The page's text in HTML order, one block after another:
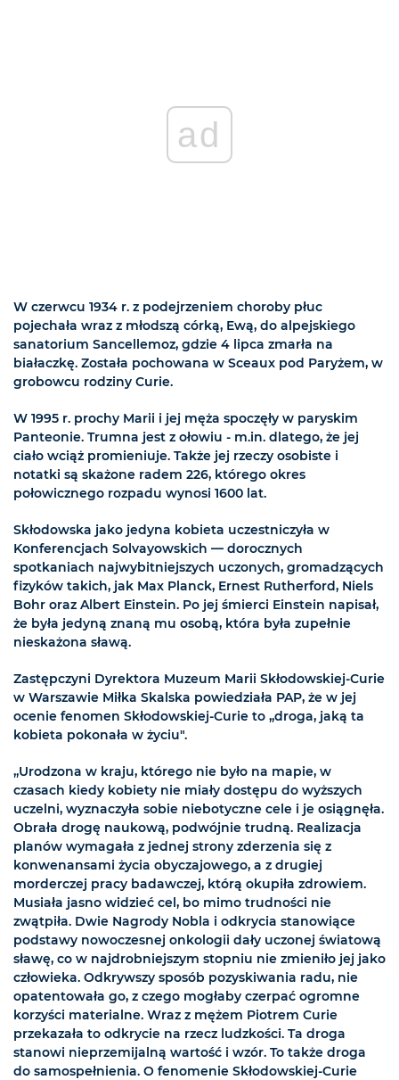
ad
W czerwcu 1934 r. z podejrzeniem choroby płuc
pojechała wraz z młodszą córką, Ewą, do alpejskiego
sanatorium Sancellemoz, gdzie 4 lipca zmarła na
białaczkę. Została pochowana w Sceaux pod Paryżem, w
grobowcu rodziny Curie.
W 1995 r. prochy Marii i jej męża spoczęły w paryskim
Panteonie. Trumna jest z ołowiu - m.in. dlatego, że jej
ciało wciąż promieniuje. Także jej rzeczy osobiste i
notatki są skażone radem 226, którego okres
połowicznego rozpadu wynosi 1600 lat.
Skłodowska jako jedyna kobieta uczestniczyła w
Konferencjach Solvayowskich — dorocznych
spotkaniach najwybitniejszych uczonych, gromadzących
fizyków takich, jak Max Planck, Ernest Rutherford, Niels
Bohr oraz Albert Einstein. Po jej śmierci Einstein napisał,
że była jedyną znaną mu osobą, która była zupełnie
nieskażona sławą.
Zastępczyni Dyrektora Muzeum Marii Skłodowskiej-Curie
w Warszawie Miłka Skalska powiedziała PAP, że w jej
ocenie fenomen Skłodowskiej-Curie to „droga, jaką ta
kobieta pokonała w życiu".
„Urodzona w kraju, którego nie było na mapie, w
czasach kiedy kobiety nie miały dostępu do wyższych
uczelni, wyznaczyła sobie niebotyczne cele i je osiągnęła.
Obrała drogę naukową, podwójnie trudną. Realizacja
planów wymagała z jednej strony zderzenia się z
konwenansami życia obyczajowego, a z drugiej
morderczej pracy badawczej, którą okupiła zdrowiem.
Musiała jasno widzieć cel, bo mimo trudności nie
zwątpiła. Dwie Nagrody Nobla i odkrycia stanowiące
podstawy nowoczesnej onkologii dały uczonej światową
sławę, co w najdrobniejszym stopniu nie zmieniło jej jako
człowieka. Odkrywszy sposób pozyskiwania radu, nie
opatentowała go, z czego mogłaby czerpać ogromne
korzyści materialne. Wraz z mężem Piotrem Curie
przekazała to odkrycie na rzecz ludzkości. Ta droga
stanowi nieprzemijalną wartość i wzór. To także droga
do samospełnienia. O fenomenie Skłodowskiej-Curie